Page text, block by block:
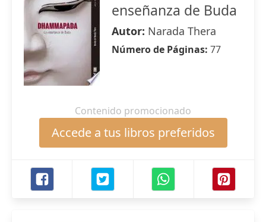
enseñanza de Buda
Autor: Narada Thera
Número de Páginas: 77
Contenido promocionado
Accede a tus libros preferidos